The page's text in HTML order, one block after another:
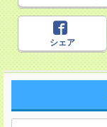
シェア